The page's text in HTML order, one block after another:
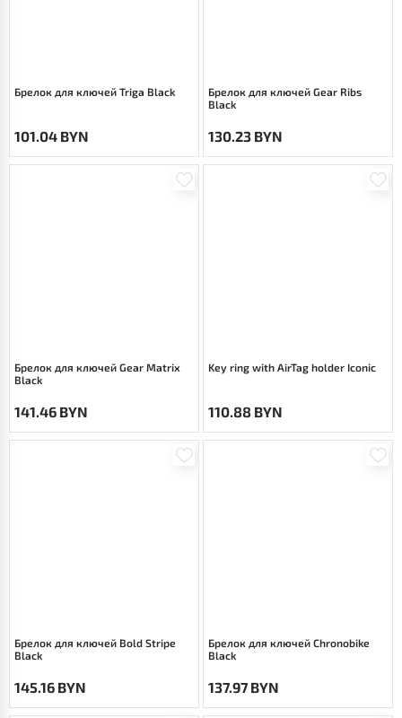
Брелок для ключей Triga Black
101.04 BYN
Брелок для ключей Gear Ribs
Black
130.23 BYN
Брелок для ключей Gear Matrix
Black
141.46 BYN
Key ring with AirTag holder Iconic
110.88 BYN
Брелок для ключей Bold Stripe
Black
145.16 BYN
Брелок для ключей Chronobike
Black
137.97 BYN